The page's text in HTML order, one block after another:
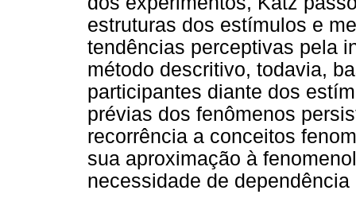
estruturas dos estímulos e
tendências perceptivas pela
método descritivo, todavia,
participantes diante dos
prévias dos fenômenos
recorrência a conceitos
sua aproximação à
necessidade de